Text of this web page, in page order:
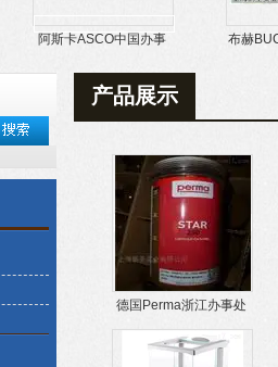
阿斯卡ASCO中国办事
布赫BUCHER
产品展示
德国Perma浙江办事处
授权一级代理商